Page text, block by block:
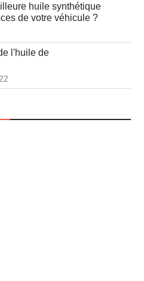
huile synthétique
de votre véhicule ?
l'huile de